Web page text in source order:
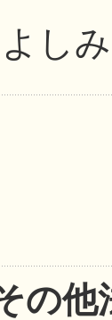
報
よし
の他